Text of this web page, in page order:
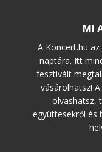
MI
A Koncert.hu
naptára. Itt
fesztivált
vásárolhatsz!
olvashatsz,
együttesekről és